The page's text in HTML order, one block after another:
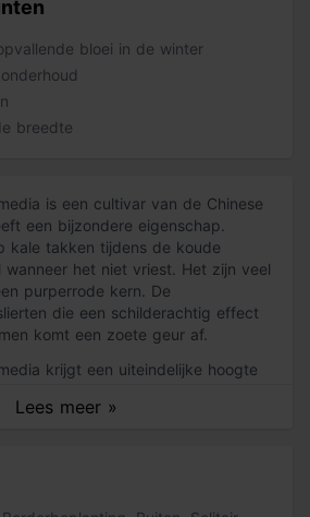
bloei in de winter
breedte
is een cultivar van de Chinese
een bijzondere eigenschap.
kale takken tijdens de koude
wanneer het niet vriest. Het zijn veel
purperrode kern. De
die een schilderachtig effect
komt een zoete geur af.
Lees meer »
krijgt een uiteindelijke hoogte
ruimte in de tuin. Na de
bladeren een mooie herfstkleur en